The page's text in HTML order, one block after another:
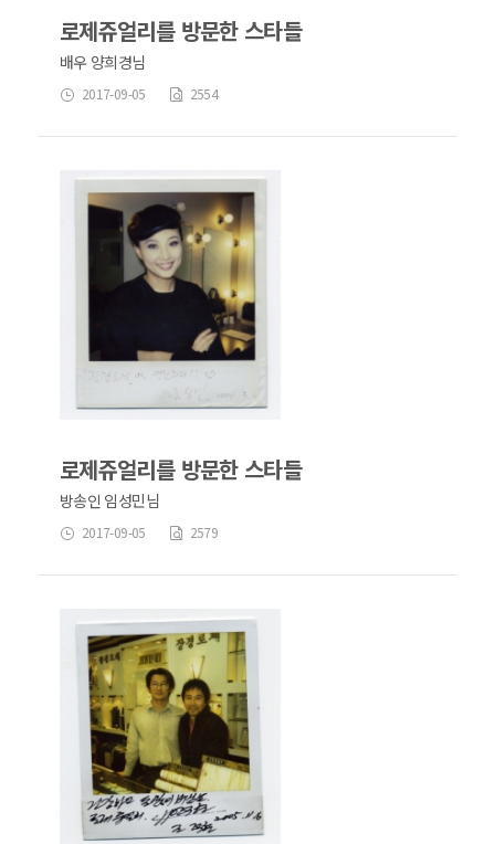
로제쥬얼리를 방문한 스타들
배우 양희경님
2017-09-05 2554
로제쥬얼리를 방문한 스타들
방송인 임성민님
2017-09-05 2579